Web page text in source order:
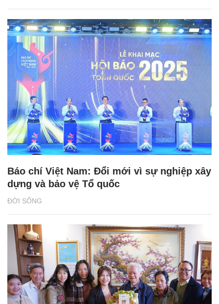
ĐỜI SỐNG
Báo chí Việt Nam: Đổi mới vì sự nghiệp xây
dựng và bảo vệ Tổ quốc